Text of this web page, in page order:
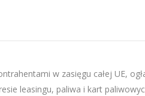
w zasięgu całej UE,
leasingu, paliwa i kart